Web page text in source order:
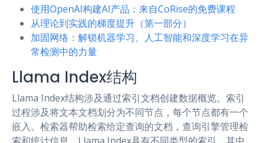
使用OpenAI构建AI产品：来自CoRise的免费课程
从理论到实践的梯度提升（第一部分）
加固网络：解锁机器学习、人工智能和深度学习在异
常检测中的力量
Llama Index结构
Llama Index结构涉及通过索引文档创建数据概览。索引
过程涉及将文本文档划分为不同节点，每个节点都有一个
嵌入。检索器帮助检索给定查询的文档，查询引擎管理检